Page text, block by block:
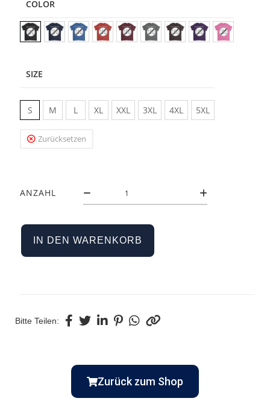
COLOR
SIZE
S M L XL XXL 3XL 4XL 5XL
Zurücksetzen
ANZAHL
IN DEN WARENKORB
Bitte Teilen:
Zurück zum Shop